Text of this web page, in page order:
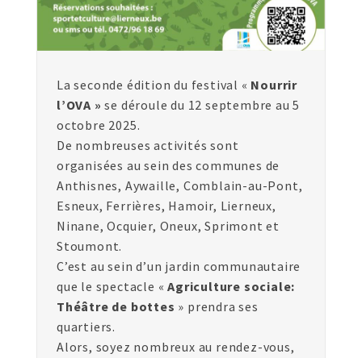
La seconde édition du festival « Nourrir
l’OVA » se déroule du 12 septembre au 5
octobre 2025.
De nombreuses activités sont
organisées au sein des communes de
Anthisnes, Aywaille, Comblain-au-Pont,
Esneux, Ferrières, Hamoir, Lierneux,
Ninane, Ocquier, Oneux, Sprimont et
Stoumont.
C’est au sein d’un jardin communautaire
que le spectacle «Agriculture sociale:
Théâtre de bottes » prendra ses
quartiers.
Alors, soyez nombreux au rendez-vous,